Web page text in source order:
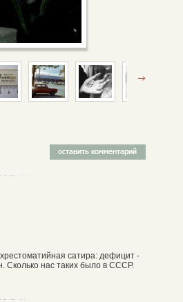
сатира: дефицит -
Сколько нас таких было в СССР.